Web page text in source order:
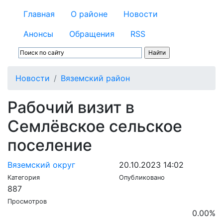
Главная О районе
Новости
Анонсы
Обращения RSS
Новости Вяземский район
Рабочий визит в
Семлёвское сельское
поселение
Вяземский округ
Категория
20.10.2023 14:02
Опубликовано
887
Просмотров
0.00%